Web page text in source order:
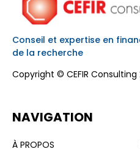
Conseil et expertise en
de la recherche
Copyright © CEFIR
NAVIGATION
À PROPOS